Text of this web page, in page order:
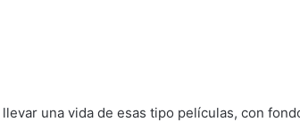
una vida de esas tipo películas, con